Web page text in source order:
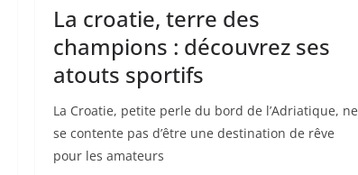
La croatie, terre des
champions : découvrez ses
atouts sportifs
La Croatie, petite perle du bord de l’Adriatique, ne
se contente pas d’être une destination de rêve
pour les amateurs